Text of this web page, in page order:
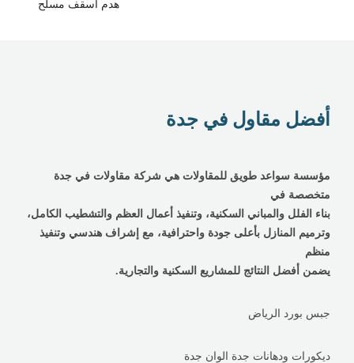
هدم أسقف مسلح
أفضل مقاول في جدة
مؤسسة سواعد طويق للمقاولات هي شركة مقاولات في جدة
متخصصة في
بناء الفلل والمباني السكنية، وتنفيذ أعمال العظم والتشطيب الكامل،
وترميم المنازل بأعلى جودة واحترافية، مع إشراف هندسي وتنفيذ
منظم
يضمن أفضل النتائج للمشاريع السكنية والتجارية.
جبس بورد الرياض
ديكورات ودهانات جدة الوان جدة